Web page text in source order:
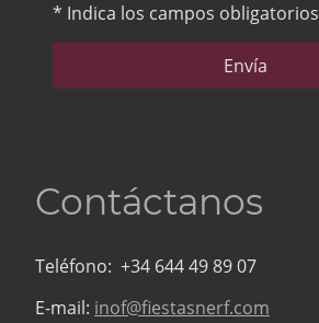
* Indica los campos obligatorios
Envía
Contáctanos
Teléfono: +34 644 49 89 07
E-mail: inof@fiestasnerf.com